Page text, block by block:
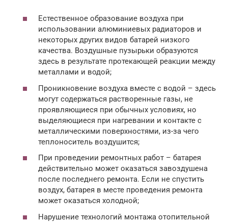
Естественное образование воздуха при
использовании алюминиевых радиаторов и
некоторых других видов батарей низкого
качества. Воздушные пузырьки образуются
здесь в результате протекающей реакции между
металлами и водой;
Проникновение воздуха вместе с водой – здесь
могут содержаться растворенные газы, не
проявляющиеся при обычных условиях, но
выделяющиеся при нагревании и контакте с
металлическими поверхностями, из-за чего
теплоноситель воздушится;
При проведении ремонтных работ – батарея
действительно может оказаться завоздушена
после последнего ремонта. Если не спустить
воздух, батарея в месте проведения ремонта
может оказаться холодной;
Нарушение технологий монтажа отопительной